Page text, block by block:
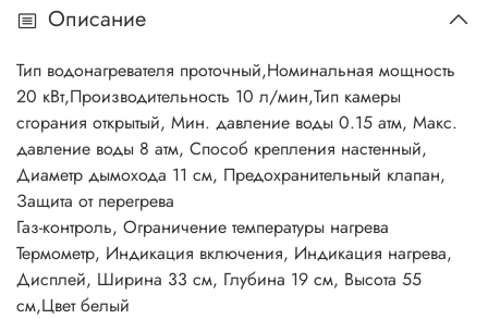
Описание
Тип водонагревателя проточный,Номинальная мощность
20 кВт,Производительность 10 л/мин,Тип камеры
сгорания открытый, Мин. давление воды 0.15 атм, Макс.
давление воды 8 атм, Способ крепления настенный,
Диаметр дымохода 11 см, Предохранительный клапан,
Защита от перегрева
Газ-контроль, Ограничение температуры нагрева
Термометр, Индикация включения, Индикация нагрева,
Дисплей, Ширина 33 см, Глубина 19 см, Высота 55
см,Цвет белый